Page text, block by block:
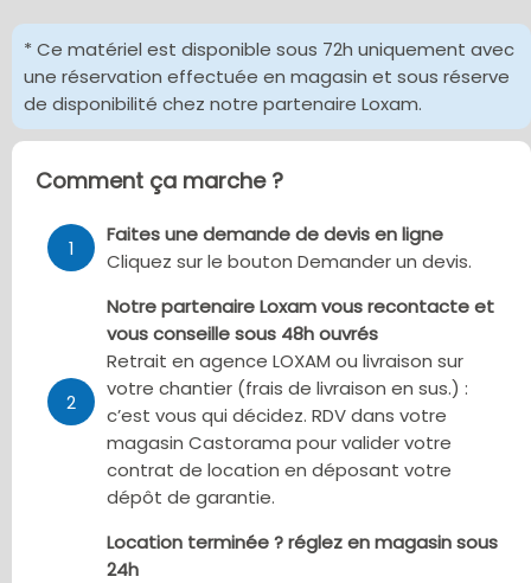
* Ce matériel est disponible sous 72h uniquement avec
une réservation effectuée en magasin et sous réserve
de disponibilité chez notre partenaire Loxam.
Comment ça marche ?
1
Faites une demande de devis en ligne
Cliquez sur le bouton Demander un devis.
2
Notre partenaire Loxam vous recontacte et
vous conseille sous 48h ouvrés
Retrait en agence LOXAM ou livraison sur
votre chantier (frais de livraison en sus.) :
c’est vous qui décidez. RDV dans votre
magasin Castorama pour valider votre
contrat de location en déposant votre
dépôt de garantie.
Location terminée ? réglez en magasin sous
24h